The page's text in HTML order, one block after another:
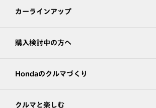
カーラインアップ
購入検討中の方へ
Hondaのクルマづくり
クルマと楽しむ